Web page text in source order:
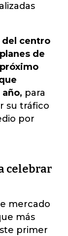
del centro
de
para
su tráfico
por
celebrar
mercado
más
primer